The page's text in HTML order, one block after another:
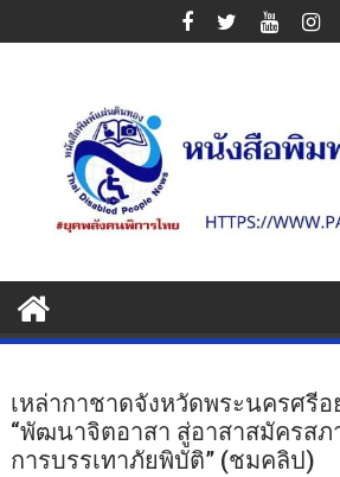
to
เหล่ากาชาดจังหวัดพระนครศรีอ
“พัฒนาจิตอาสา สู่อาสาสมัครส
การบรรเทาภัยพิบัติ” (ชมคลิป)